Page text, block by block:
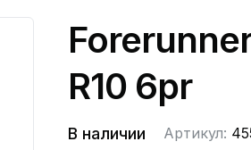
R10 6pr
В наличии Артикул: